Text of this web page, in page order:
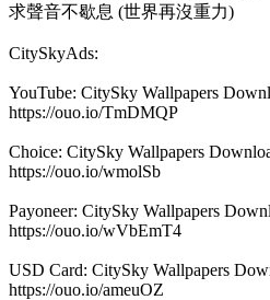
求聲音不歇息 (世界再沒重力)
CitySkyAds:
YouTube: CitySky Wallpapers
https://ouo.io/TmDMQP
Choice: CitySky Wallpapers
https://ouo.io/wmolSb
Payoneer: CitySky Wallpapers
https://ouo.io/wVbEmT4
USD Card: CitySky Wallpapers
https://ouo.io/ameuOZ